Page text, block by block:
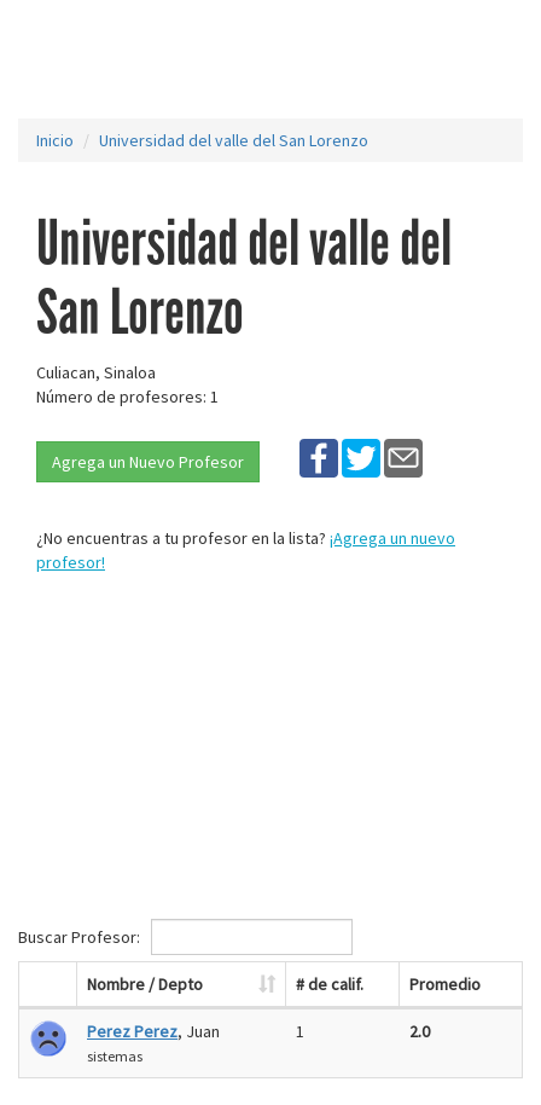
Inicio Universidad del valle del San Lorenzo
Universidad del valle del
San Lorenzo
Culiacan, Sinaloa
Número de profesores: 1
Agrega un Nuevo Profesor
¿No encuentras a tu profesor en la lista? ¡Agrega un nuevo
profesor!
Buscar Profesor:
Nombre / Depto # de calif. Promedio
Perez Perez, Juan
sistemas
1 2.0